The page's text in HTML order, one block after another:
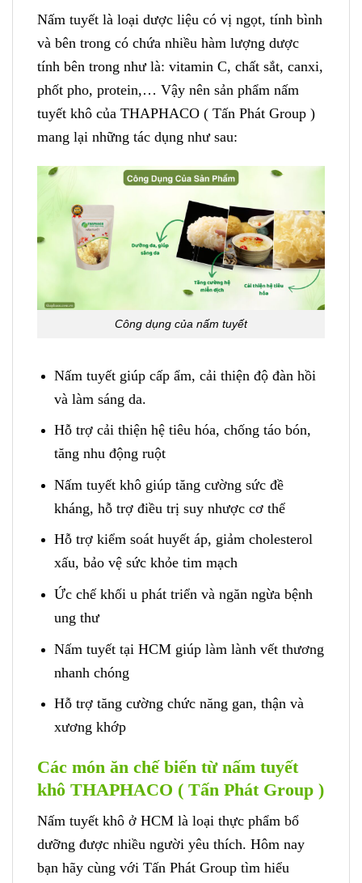
Nấm tuyết là loại dược liệu có vị ngọt, tính bình
và bên trong có chứa nhiều hàm lượng dược
tính bên trong như là: vitamin C, chất sắt, canxi,
phốt pho, protein,… Vậy nên sản phẩm nấm
tuyết khô của THAPHACO ( Tấn Phát Group )
mang lại những tác dụng như sau:
Công dụng của nấm tuyết
Nấm tuyết giúp cấp ẩm, cải thiện độ đàn hồi
và làm sáng da.
Hỗ trợ cải thiện hệ tiêu hóa, chống táo bón,
tăng nhu động ruột
Nấm tuyết khô giúp tăng cường sức đề
kháng, hỗ trợ điều trị suy nhược cơ thể
Hỗ trợ kiểm soát huyết áp, giảm cholesterol
xấu, bảo vệ sức khỏe tim mạch
Ức chế khối u phát triển và ngăn ngừa bệnh
ung thư
Nấm tuyết tại HCM giúp làm lành vết thương
nhanh chóng
Hỗ trợ tăng cường chức năng gan, thận và
xương khớp
Các món ăn chế biến từ nấm tuyết
khô THAPHACO ( Tấn Phát Group )
Nấm tuyết khô ở HCM là loại thực phẩm bổ
dưỡng được nhiều người yêu thích. Hôm nay
bạn hãy cùng với Tấn Phát Group tìm hiểu